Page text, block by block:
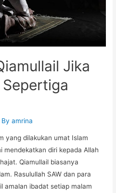
Jika
Byamrina
yang dilakukan umat Islam
mendekatkan diri kepada Allah
Qiamullail biasanya
Rasulullah SAW dan para
amalan ibadat setiap malam